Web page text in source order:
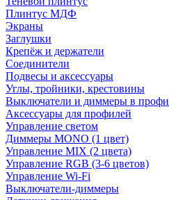
Плинтус МДФ
Экраны
Заглушки
Крепёж и держатели
Соединители
Подвесы и аксессуары
Углы, тройники, крестовины
Выключатели и диммеры в
Аксессуары для профилей
Управление светом
Диммеры MONO (1 цвет)
Управление MIX (2 цвета)
Управление RGB (3-6 цветов)
Управление Wi-Fi
Выключатели-диммеры